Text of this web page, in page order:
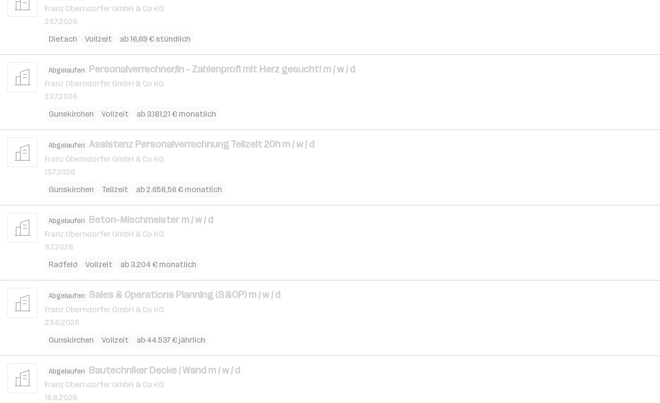
Franz Oberndorfer GmbH & Co KG
23.7.2026
Dietach
Vollzeit ab 16,69 € stündlich
Abgelaufen Personalverrechner/in - Zahlenprofi mit Herz gesucht! m / w / d
Franz Oberndorfer GmbH & Co KG
23.7.2026
Gunskirchen
Vollzeit ab 3.181,21 € monatlich
Abgelaufen Assistenz Personalverrechnung Teilzeit 20h m / w / d
Franz Oberndorfer GmbH & Co KG
13.7.2026
Gunskirchen
Teilzeit ab 2.658,56 € monatlich
Abgelaufen Beton-Mischmeister m / w / d
Franz Oberndorfer GmbH & Co KG
8.7.2026
Radfeld
Vollzeit ab 3.204 € monatlich
Abgelaufen Sales & Operations Planning (S&OP) m / w / d
Franz Oberndorfer GmbH & Co KG
23.6.2026
Gunskirchen
Vollzeit ab 44.537 € jährlich
Abgelaufen Bautechniker Decke / Wand m / w / d
Franz Oberndorfer GmbH & Co KG
16.6.2026